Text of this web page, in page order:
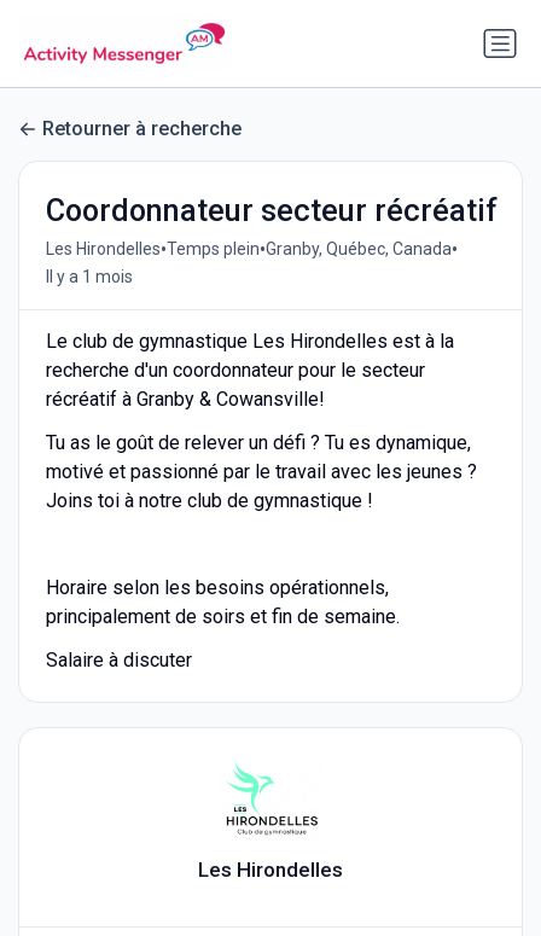
Retourner à recherche
Coordonnateur secteur récréatif
Les Hirondelles•Temps plein•Granby, Québec, Canada•
Il y a 1 mois
Le club de gymnastique Les Hirondelles est à la
recherche d'un coordonnateur pour le secteur
récréatif à Granby & Cowansville!
Tu as le goût de relever un défi ? Tu es dynamique,
motivé et passionné par le travail avec les jeunes ?
Joins toi à notre club de gymnastique !
Horaire selon les besoins opérationnels,
principalement de soirs et fin de semaine.
Salaire à discuter
Les Hirondelles